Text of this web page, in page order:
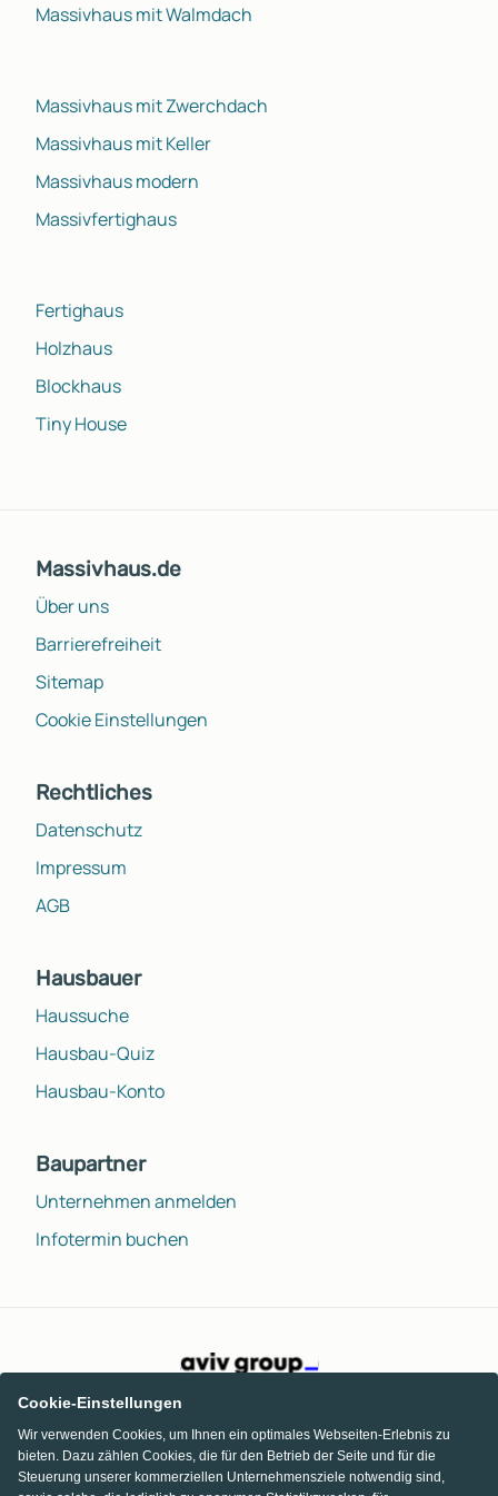
Massivhaus mit Walmdach
Massivhaus mit Zwerchdach
Massivhaus mit Keller
Massivhaus modern
Massivfertighaus
Fertighaus
Holzhaus
Blockhaus
Tiny House
Massivhaus.de
Über uns
Barrierefreiheit
Sitemap
Cookie Einstellungen
Rechtliches
Datenschutz
Impressum
AGB
Hausbauer
Haussuche
Hausbau-Quiz
Hausbau-Konto
Baupartner
Unternehmen anmelden
Infotermin buchen
Cookie-Einstellungen
Wir verwenden Cookies, um Ihnen ein optimales Webseiten-Erlebnis zu
bieten. Dazu zählen Cookies, die für den Betrieb der Seite und für die
Steuerung unserer kommerziellen Unternehmensziele notwendig sind,